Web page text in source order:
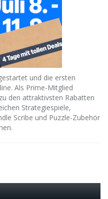
und die ersten
Als Prime-Mitglied
den attraktivsten Rabatten
Strategiespiele,
Scribe und Puzzle-Zubehör